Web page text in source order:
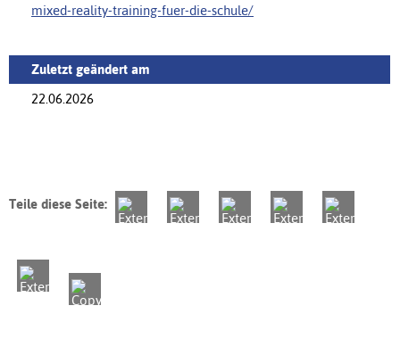
mixed-reality-training-fuer-die-schule/‌
Zuletzt geändert am
22.06.2026
Teile diese Seite: